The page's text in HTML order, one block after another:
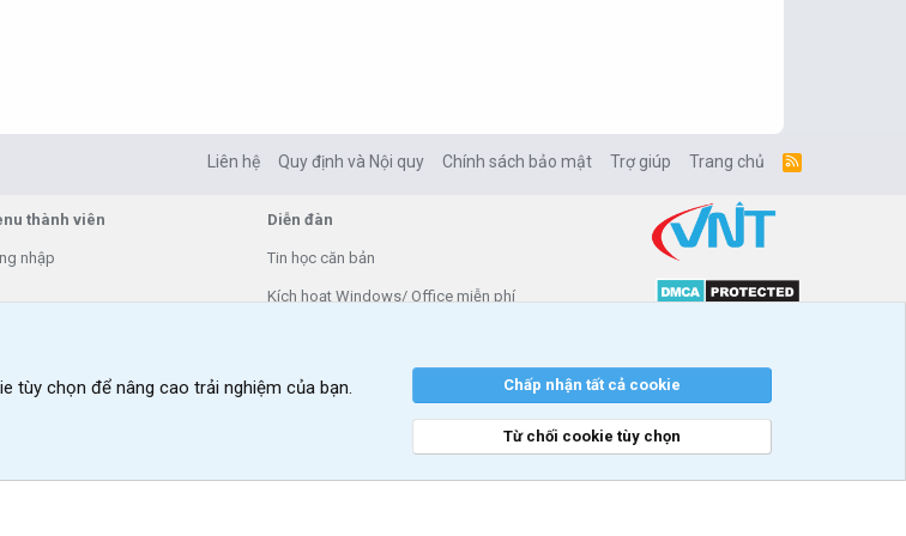
Liên hệ Quy định và Nội quy Chính sách bảo mật Trợ giúp Trang chủ
R
thành viên
nhập
Diễn đàn
Tin học căn bản
Kích hoạt Windows/ Office miễn phí
tùy chọn để nâng cao trải nghiệm của bạn.
Chấp nhận tất cả cookie
Từ chối cookie tùy chọn